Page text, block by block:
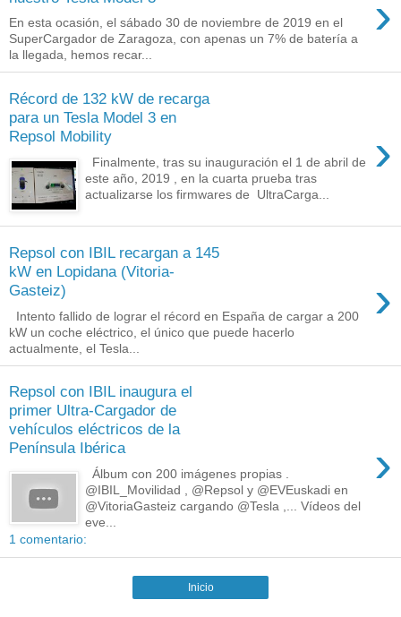
›
En esta ocasión, el sábado 30 de noviembre de 2019 en el
SuperCargador de Zaragoza, con apenas un 7% de batería a
la llegada, hemos recar...
Récord de 132 kW de recarga
para un Tesla Model 3 en
Repsol Mobility
›
Finalmente, tras su inauguración el 1 de abril de
este año, 2019 , en la cuarta prueba tras
actualizarse los firmwares de UltraCarga...
Repsol con IBIL recargan a 145
kW en Lopidana (Vitoria-
Gasteiz)
›
Intento fallido de lograr el récord en España de cargar a 200
kW un coche eléctrico, el único que puede hacerlo
actualmente, el Tesla...
Repsol con IBIL inaugura el
primer Ultra-Cargador de
vehículos eléctricos de la
Península Ibérica
›
Álbum con 200 imágenes propias .
@IBIL_Movilidad , @Repsol y @EVEuskadi en
@VitoriaGasteiz cargando @Tesla ,... Vídeos del
eve...
1 comentario:
Inicio